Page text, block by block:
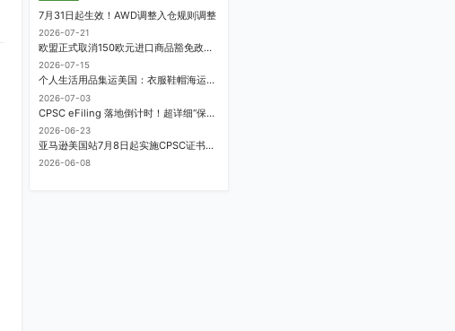
7月31日起生效！AWD调整入仓规则调整
2026-07-21
欧盟正式取消150欧元进口商品豁免政策，每件加征3欧元进口关税
2026-07-15
个人生活用品集运美国：衣服鞋帽海运计费方式
2026-07-03
CPSC eFiling 落地倒计时！超详细“保姆级”实操指南来了！
2026-06-23
亚马逊美国站7月8日起实施CPSC证书电子申报要求，FBA受管制商品需提前申报
2026-06-08